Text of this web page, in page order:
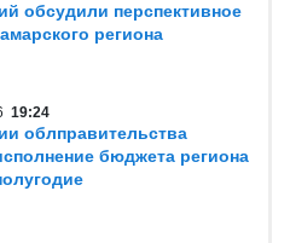
обсудили перспективное
региона
19:24
облправительства
бюджета региона